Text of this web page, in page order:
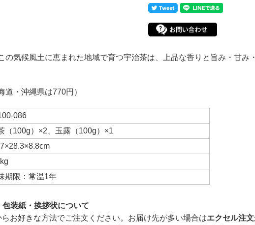
の気候風土に恵まれた地域で育つ宇治茶は、上品な香りと旨み・甘み
・沖縄県は770円）
086
（100g）×2、玉露（100g）×1
期限：常温1年
装紙・挨拶状について
お好きな方法でご注文ください。お届け先が多い場合はエクセル注